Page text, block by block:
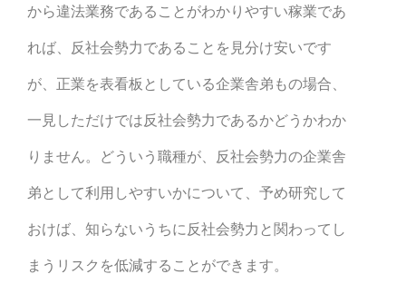
から違法業務であることがわかりやすい稼業であ
れば、反社会勢力であることを見分け安いです
が、正業を表看板としている企業舎弟もの場合、
一見しただけでは反社会勢力であるかどうかわか
りません。どういう職種が、反社会勢力の企業舎
弟として利用しやすいかについて、予め研究して
おけば、知らないうちに反社会勢力と関わってし
まうリスクを低減することができます。